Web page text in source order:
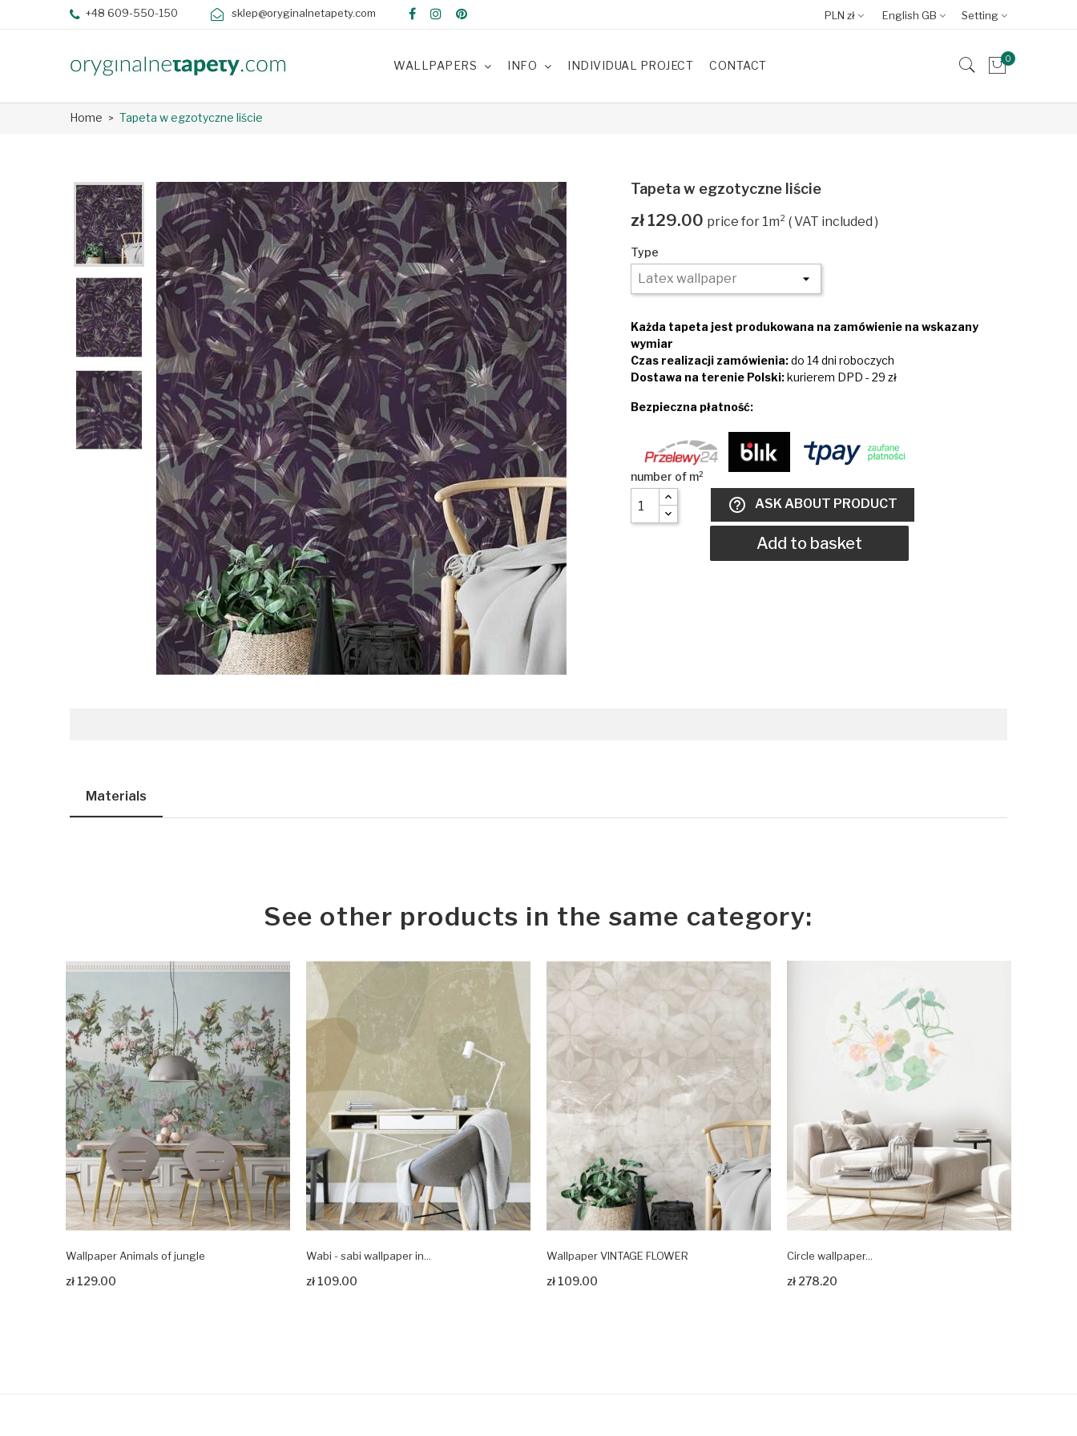
Setting
English GB
PLN zł
+48 609-550-150 sklep@oryginalnetapety.com
WALLPAPERS INFO INDIVIDUAL PROJECT CONTACT 0
Home Tapeta w egzotyczne liście
Tapeta w egzotyczne liście
zł 129.00 VAT included
Type
Każda tapeta jest produkowana na zamówienie na wskazany
wymiar
Czas realizacji zamówienia:do 14 dni roboczych
Dostawa na terenie Polski:kurierem DPD - 29 zł
Bezpieczna płatność:
help_outline ASK ABOUT PRODUCT
Add to basket
Materials
See other products in the same category:
Wallpaper Animals of jungle
zł 129.00
Zobacz produkt
Wabi - sabi wallpaper in...
zł 109.00
Zobacz produkt
Wallpaper VINTAGE FLOWER
zł 109.00
Zobacz produkt
Circle wallpaper...
zł 278.20
Zobacz produkt